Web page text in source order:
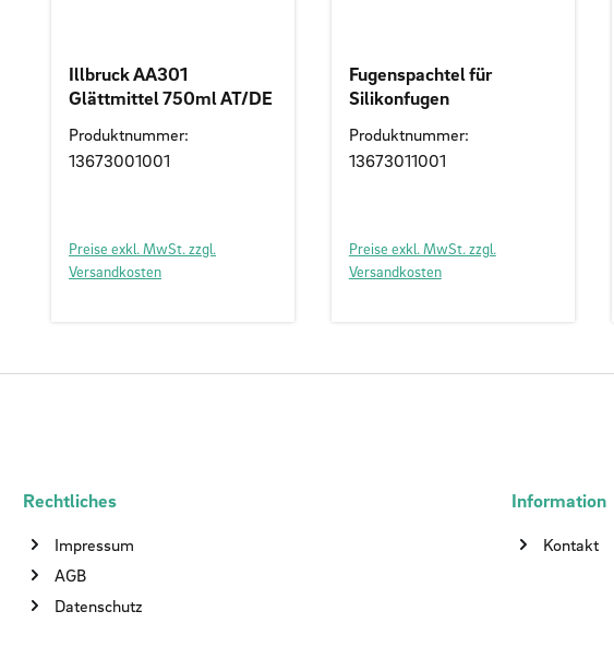
Illbruck AA301
Glättmittel 750ml AT/DE
Produktnummer:
13673001001
Preise exkl. MwSt. zzgl.
Versandkosten
Fugenspachtel für
Silikonfugen
Produktnummer:
13673011001
Preise exkl. MwSt. zzgl.
Versandkosten
Rechtliches
Impressum
AGB
Datenschutz
Information
Kontakt